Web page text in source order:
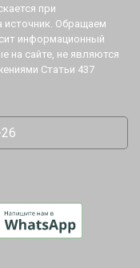
при
источник. Обращаем
информационный
на сайте, не являются
Статьи 437